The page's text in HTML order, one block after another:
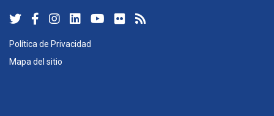
Política de Privacidad
Mapa del sitio